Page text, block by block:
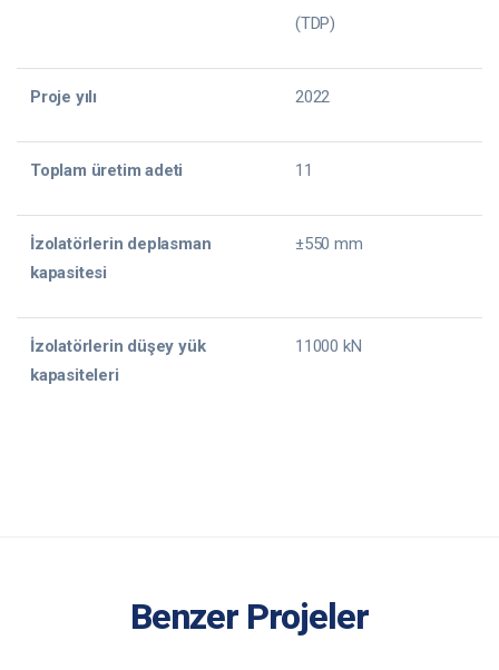
(TDP)
Proje yılı 2022
Toplam üretim adeti 11
İzolatörlerin deplasman
kapasitesi
±550 mm
İzolatörlerin düşey yük
kapasiteleri
11000 kN
Benzer Projeler